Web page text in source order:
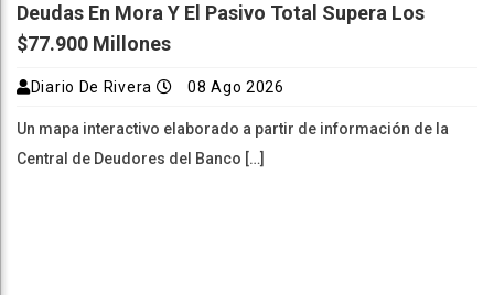
Deudas En Mora Y El Pasivo Total Supera Los
$77.900 Millones
Diario De Rivera 08 Ago 2026
Un mapa interactivo elaborado a partir de información de la
Central de Deudores del Banco […]